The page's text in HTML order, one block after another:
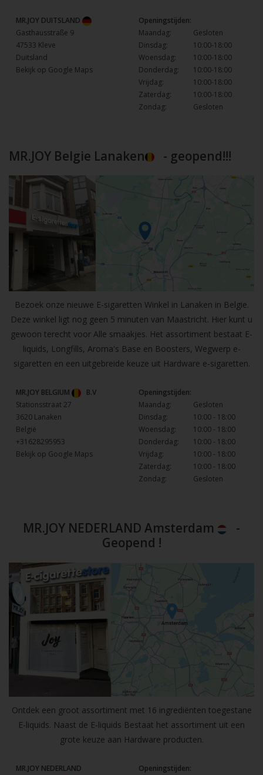
MR.JOY DUITSLAND
Gasthausstraße 9
47533 Kleve
Duitsland
Bekijk op Google Maps
Openingstijden:
Maandag:
Gesloten
Dinsdag:
10:00-18:00
Woensdag:
10:00-18:00
Donderdag:
10:00-18:00
Vrijdag:
10:00-18:00
Zaterdag:
10:00-18:00
Zondag:
Gesloten
MR.JOY Belgie Lanaken - geopend!!!
Bezoek onze nieuwe E-sigaretten Winkel in Lanaken in Belgie.
Deze winkel ligt nog geen 5 minuten van Maastricht. Hier kunt u
gewoon terecht voor Alle smaakjes. Het assortiment bestaat E-
liquids, Longfills, Aroma's Base en Boosters, Wegwerp e-
sigaretten en een uitgebreide keuze uit Hardware e-sigaretten.
MR.JOY BELGIUM
B.V
Stationsstraat 27
3620 Lanaken
België
+31628295953
Bekijk op Google Maps
Openingstijden:
Maandag:
Gesloten
Dinsdag:
10:00 - 18:00
Woensdag:
10:00 - 18:00
Donderdag:
10:00 - 18:00
Vrijdag:
10:00 - 18:00
Zaterdag:
10:00 - 18:00
Zondag:
Gesloten
MR.JOY NEDERLAND Amsterdam
-
Geopend !
Ontdek een groot assortiment met 16 ingrediënten toegestane
E-liquids. Naast de E-liquids Bestaat het assortiment uit een
grote keuze aan Hardware producten.
MR.JOY NEDERLAND
Openingstijden: